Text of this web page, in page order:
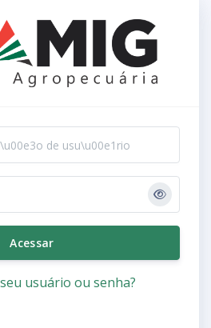
Acessar
usuário ou senha?